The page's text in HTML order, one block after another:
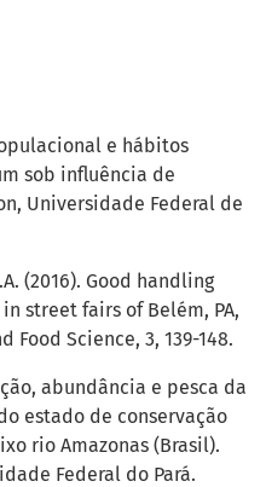
e hábitos
sob influência de
Universidade Federal de
(2016). Good handling
street fairs of Belém, PA,
Food Science, 3, 139-148.
abundância e pesca da
estado de conservação
rio Amazonas (Brasil).
Federal do Pará.